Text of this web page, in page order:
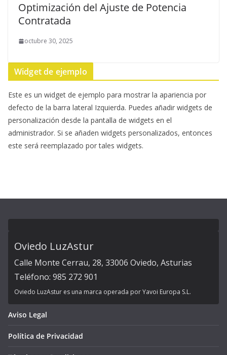
Optimización del Ajuste de Potencia
Contratada
octubre 30, 2025
Widget de ejemplo
Este es un widget de ejemplo para mostrar la apariencia por
defecto de la barra lateral Izquierda. Puedes añadir widgets de
personalización desde la pantalla de widgets en el
administrador. Si se añaden widgets personalizados, entonces
este será reemplazado por tales widgets.
Oviedo LuzAstur
Calle Monte Cerrau, 28, 33006 Oviedo, Asturias
Teléfono: 985 272 901
Oviedo LuzAstur es una marca operada por Yavoi Europa S.L.
Aviso Legal
Política de Privacidad